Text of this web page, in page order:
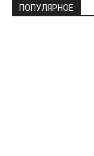
ПОПУЛЯРНОЕ